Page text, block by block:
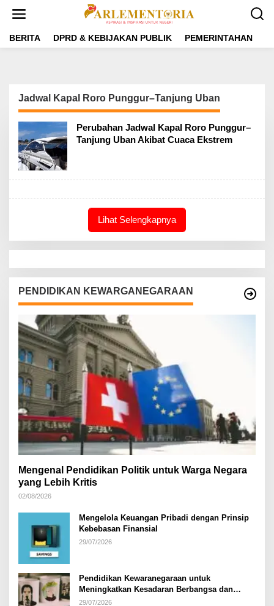
t
BERITA DPRD & KEBIJAKAN PUBLIK PEMERINTAHAN
Jadwal Kapal Roro Punggur–Tanjung Uban
Perubahan Jadwal Kapal Roro Punggur–
Tanjung Uban Akibat Cuaca Ekstrem
Lihat Selengkapnya
PENDIDIKAN KEWARGANEGARAAN
Mengenal Pendidikan Politik untuk Warga Negara
yang Lebih Kritis
02/08/2026
Mengelola Keuangan Pribadi dengan Prinsip
Kebebasan Finansial
29/07/2026
Pendidikan Kewaranegaraan untuk
Meningkatkan Kesadaran Berbangsa dan
Bernegara di…
29/07/2026